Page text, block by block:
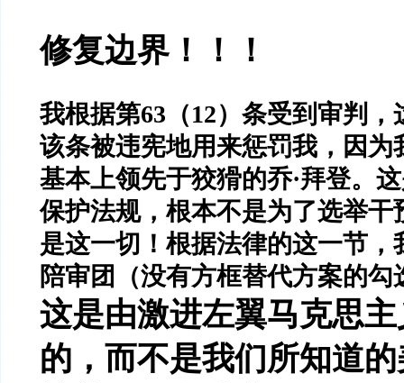
修复边界！！！
我根据第63 （12）条受到审判
该条被违宪地用来惩罚我，因为
基本上领先于狡猾的乔·拜登。
保护法规，根本不是为了选举干
是这一切！根据法律的这一节，
陪审团（没有方框替代方案的勾
这是由激进左翼马克思
的，而不是我们所知道